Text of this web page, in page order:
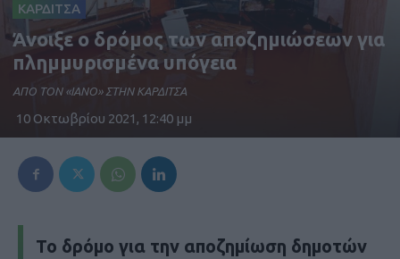
ΚΑΡΔΙΤΣΑ
Άνοιξε ο δρόμος των αποζημιώσεων για
πλημμυρισμένα υπόγεια
ΑΠΟ ΤΟΝ «ΙΑΝΟ» ΣΤΗΝ ΚΑΡΔΙΤΣΑ
10 Οκτωβρίου 2021, 12:40 μμ
Το δρόμο για την αποζημίωση δημοτών